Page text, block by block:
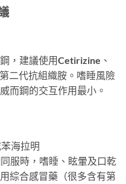
，建議使用Cetirizine、
二代抗組織胺。嗜睡風險
而鋼的交互作用最小。
海拉明
服時，嗜睡、眩暈及口乾
綜合感冒藥（很多含有第